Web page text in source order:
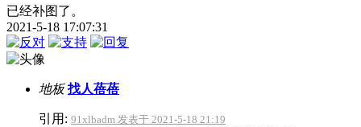
已经补图了。
2021-5-18 17:07:31
地板 找人蓓蓓
引用: 91xlbadm 发表于 2021-5-18 21:19